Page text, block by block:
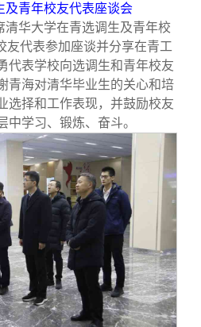
及青年校友代表座谈会
清华大学在青选调生及青年校
友代表参加座谈并分享在青工
代表学校向选调生和青年校友
青海对清华毕业生的关心和培
选择和工作表现，并鼓励校友
中学习、锻炼、奋斗。